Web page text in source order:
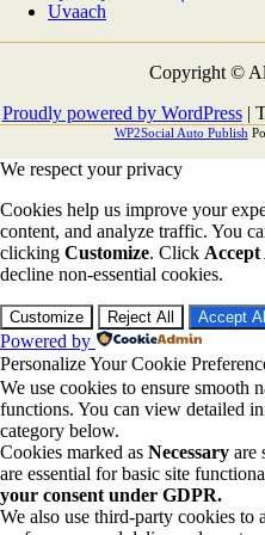
Uvaach
Copyright ©
Proudly powered by WordPress |
WP2Social Auto Publish
We respect your privacy
Cookies help us improve your
content, and analyze traffic. You
clicking Customize. Click
decline non-essential cookies.
Customize Reject All Accept All
Powered by
Personalize Your Cookie
We use cookies to ensure smooth
functions. You can view detailed
category below.
Cookies marked as Necessary are
are essential for basic site
your consent under GDPR.
We also use third-party cookies to